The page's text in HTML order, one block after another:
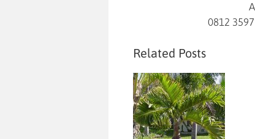
0812
Related Posts